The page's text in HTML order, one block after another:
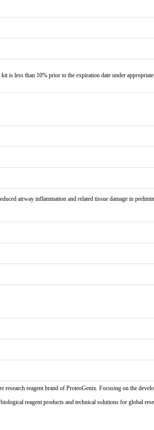
is less than 10% prior to the expiration date under
airway inflammation and related tissue damage in
reagent brand of ProteoGenix. Focusing on the
reagent products and technical solutions for global